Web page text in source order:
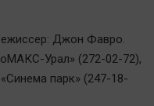
Джон Фавро.
Урал» (272-02-72),
парк» (247-18-